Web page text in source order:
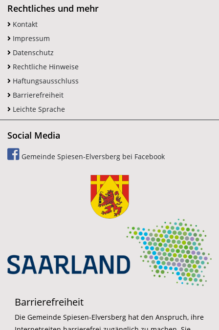
Rechtliches und mehr
Kontakt
Impressum
Datenschutz
Rechtliche Hinweise
Haftungsausschluss
Barrierefreiheit
Leichte Sprache
Social Media
Gemeinde Spiesen-Elversberg bei Facebook
Barrierefreiheit
Die Gemeinde Spiesen-Elversberg hat den Anspruch, ihre